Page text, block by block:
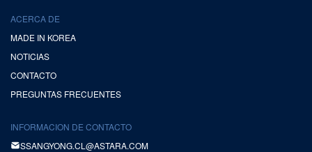
ACERCA DE
MADE IN KOREA
NOTICIAS
CONTACTO
PREGUNTAS FRECUENTES
INFORMACION DE CONTACTO
SSANGYONG.CL@ASTARA.COM